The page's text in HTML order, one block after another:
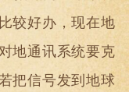
较好办，现在地
地通讯系统要克
把信号发到地球